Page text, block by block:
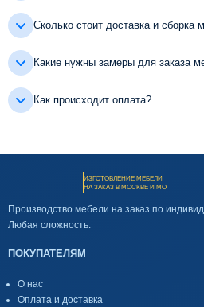
Сколько стоит доставка и сборка
Какие нужны замеры для заказа
Как происходит оплата?
ИЗГОТОВЛЕНИЕ МЕБЕЛИ
НА ЗАКАЗ В МОСКВЕ И МО
Производство мебели на заказ по
Любая сложность.
ПОКУПАТЕЛЯМ
О нас
Оплата и доставка